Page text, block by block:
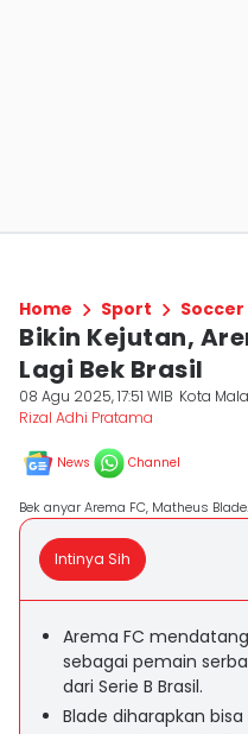
Home Sport Soccer
Bikin Kejutan,
Lagi Bek Brasil
08 Agu 2025, 17:51 WIB Kota
Rizal Adhi Pratama
News Channel
Bek anyar Arema FC, Matheus
Intinya Sih
Arema FC
sebagai pemain
dari Serie B Brasil.
Blade diharapkan